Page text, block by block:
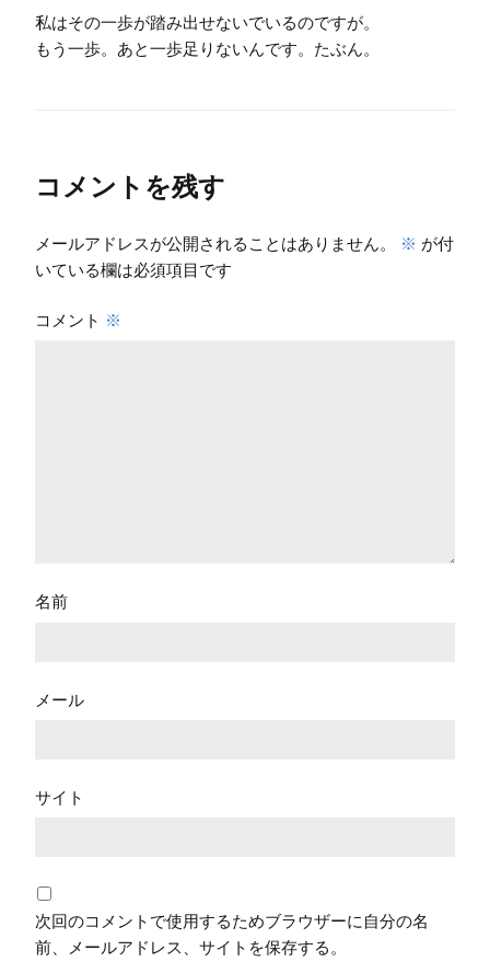
私はその一歩が踏み出せないでいるのですが。
もう一歩。あと一歩足りないんです。たぶん。
コメントを残す
メールアドレスが公開されることはありません。 ※ が付
いている欄は必須項目です
コメント ※
名前
メール
サイト
次回のコメントで使用するためブラウザーに自分の名
前、メールアドレス、サイトを保存する。